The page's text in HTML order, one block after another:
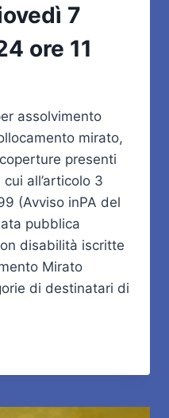
7
ore 11
assolvimento
mirato,
presenti
all’articolo 3
(Avviso inPA del
pubblica
disabilità iscritte
Mirato
di destinatari di